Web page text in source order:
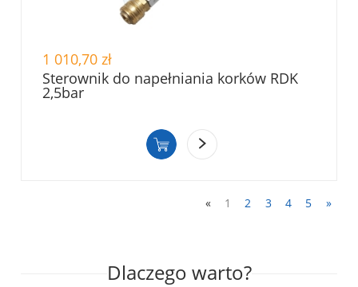
1 010,70 zł
Sterownik do napełniania korków RDK
2,5bar
« 1 2 3 4 5 »
Dlaczego warto?